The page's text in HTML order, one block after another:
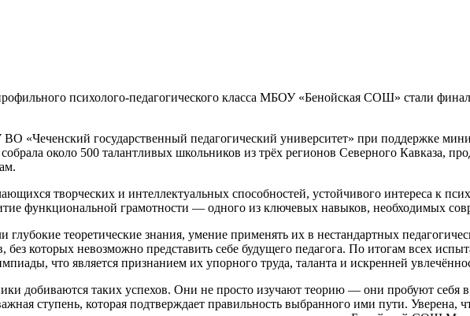
психолого-педагогического класса МБОУ «Бенойская СОШ» стали
«Чеченский государственный педагогический университет» при поддержке
около 500 талантливых школьников из трёх регионов Северного Кавказа,
творческих и интеллектуальных способностей, устойчивого интереса к
функциональной грамотности — одного из ключевых навыков, необходимых
теоретические знания, умение применять их в нестандартных
которых невозможно представить себе будущего педагога. По итогам всех
что является признанием их упорного труда, таланта и искренней
добиваются таких успехов. Они не просто изучают теорию — они пробуют себя
ступень, которая подтверждает правильность выбранного ими пути. Уверена,